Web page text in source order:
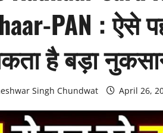
PAN : ऐसे
है बड़ा
Singh Chundwat April 26,